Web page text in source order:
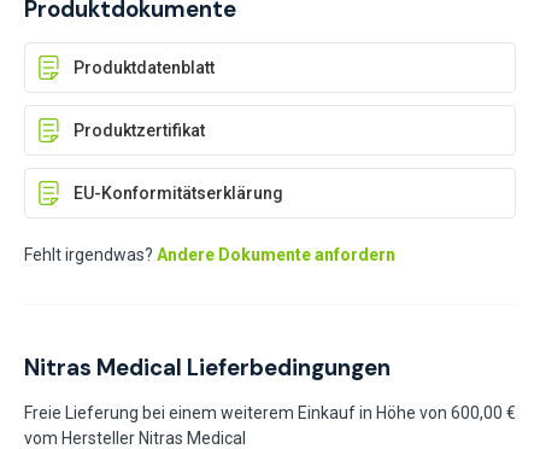
Produktdokumente
Produktdatenblatt
Produktzertifikat
EU-Konformitätserklärung
Fehlt irgendwas? Andere Dokumente anfordern
Nitras Medical Lieferbedingungen
Freie Lieferung bei einem weiterem Einkauf in Höhe von 600,00 €
vom Hersteller Nitras Medical